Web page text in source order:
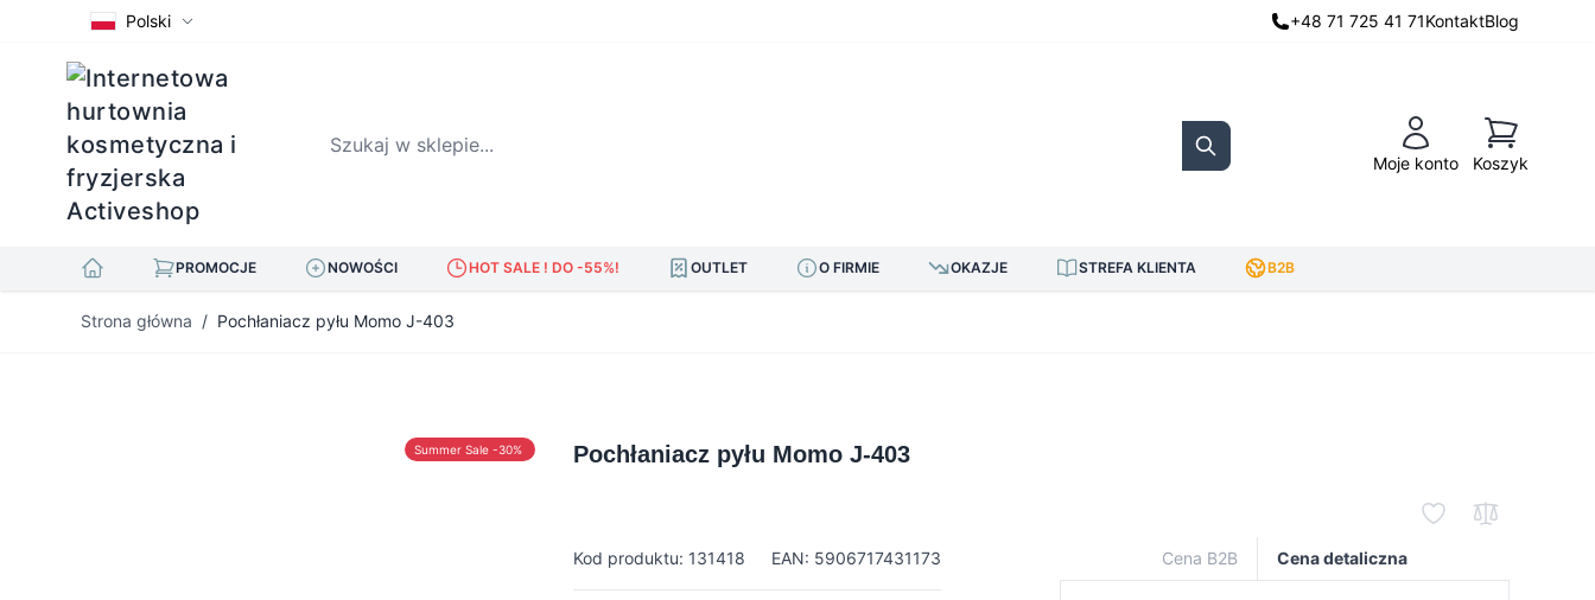
Polski +48 71 725 41 71KontaktBlog
Szukaj w sklepie...
Search Moje konto
Koszyk
Koszyk
PROMOCJE NOWOŚCI HOT SALE ! DO -55%! OUTLET O FIRMIE OKAZJE STREFA KLIENTA B2B
Strona główna / Pochłaniacz pyłu Momo J-403
Summer Sale -30% Pochłaniacz pyłu Momo J-403
Kod produktu: 131418 EAN: 5906717431173 Cena B2B Cena detaliczna